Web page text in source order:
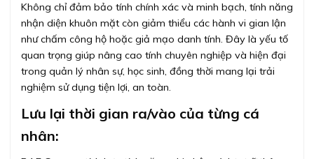
Không chỉ đảm bảo tính chính xác và minh bạch, tính năng
nhận diện khuôn mặt còn giảm thiểu các hành vi gian lận
như chấm công hộ hoặc giả mạo danh tính. Đây là yếu tố
quan trọng giúp nâng cao tính chuyên nghiệp và hiện đại
trong quản lý nhân sự, học sinh, đồng thời mang lại trải
nghiệm sử dụng tiện lợi, an toàn.
Lưu lại thời gian ra/vào của từng cá
nhân: